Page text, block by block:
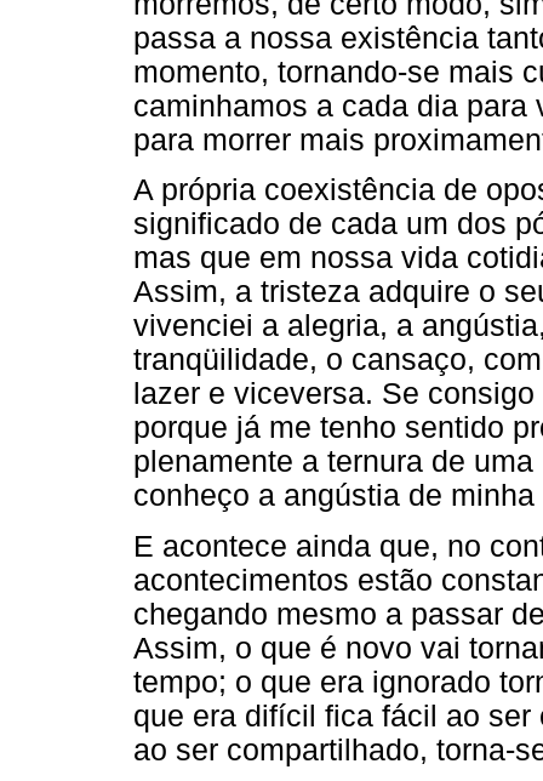
passa a nossa existência
momento, tornando-se mais
caminhamos a cada dia
para morrer mais
A própria coexistência de
significado de cada um dos
mas que em nossa vida
Assim, a tristeza adquire o
vivenciei a alegria, a
tranqüilidade, o cansaço,
lazer e viceversa. Se
porque já me tenho sentido
plenamente a ternura de
conheço a angústia de
E acontece ainda que, no
acontecimentos estão
chegando mesmo a passar
Assim, o que é novo vai
tempo; o que era ignorado
que era difícil fica fácil ao
ao ser compartilhado, torna-